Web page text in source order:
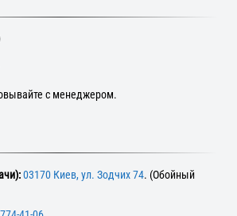
с менеджером.
03170 Киев, ул. Зодчих 74. (Обойный